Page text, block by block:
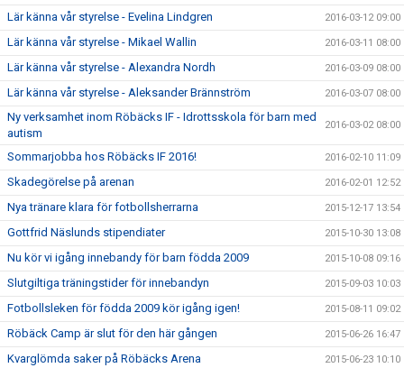
Lär känna vår styrelse - Evelina Lindgren 2016-03-12 09:00
Lär känna vår styrelse - Mikael Wallin 2016-03-11 08:00
Lär känna vår styrelse - Alexandra Nordh 2016-03-09 08:00
Lär känna vår styrelse - Aleksander Brännström 2016-03-07 08:00
Ny verksamhet inom Röbäcks IF - Idrottsskola för barn med
autism
2016-03-02 08:00
Sommarjobba hos Röbäcks IF 2016! 2016-02-10 11:09
Skadegörelse på arenan 2016-02-01 12:52
Nya tränare klara för fotbollsherrarna 2015-12-17 13:54
Gottfrid Näslunds stipendiater 2015-10-30 13:08
Nu kör vi igång innebandy för barn födda 2009 2015-10-08 09:16
Slutgiltiga träningstider för innebandyn 2015-09-03 10:03
Fotbollsleken för födda 2009 kör igång igen! 2015-08-11 09:02
Röbäck Camp är slut för den här gången 2015-06-26 16:47
Kvarglömda saker på Röbäcks Arena 2015-06-23 10:10